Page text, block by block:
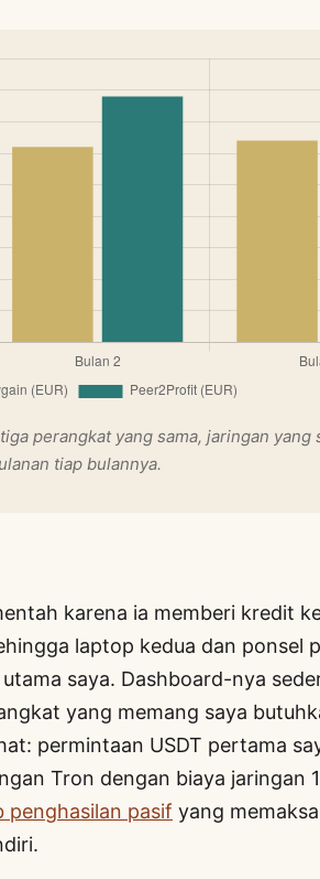
perangkat yang sama, jaringan yang
tiap bulannya.
karena ia memberi kredit
laptop kedua dan ponsel
saya. Dashboard-nya
yang memang saya
permintaan USDT pertama
Tron dengan biaya jaringan 1
penghasilan pasif yang